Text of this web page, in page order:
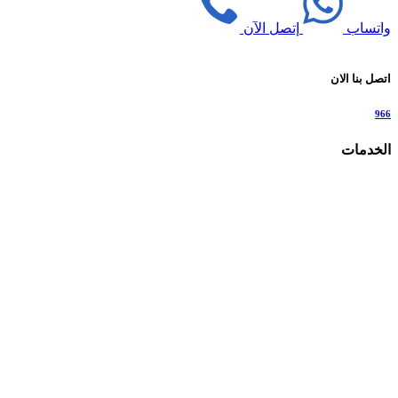
واتساب إتصل الآن
اتصل بنا الان
966
الخدمات